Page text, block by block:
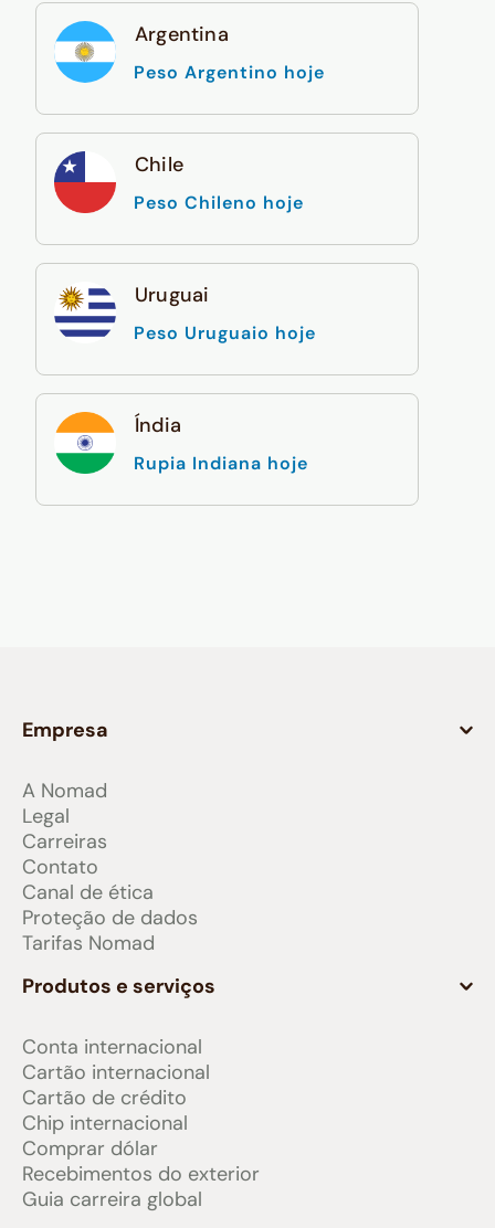
Argentina
Peso Argentino hoje
Chile
Peso Chileno hoje
Uruguai
Peso Uruguaio hoje
Índia
Rupia Indiana hoje
Empresa
A Nomad
Legal
Carreiras
Contato
Canal de ética
Proteção de dados
Tarifas Nomad
Produtos e serviços
Conta internacional
Cartão internacional
Cartão de crédito
Chip internacional
Comprar dólar
Recebimentos do exterior
Guia carreira global